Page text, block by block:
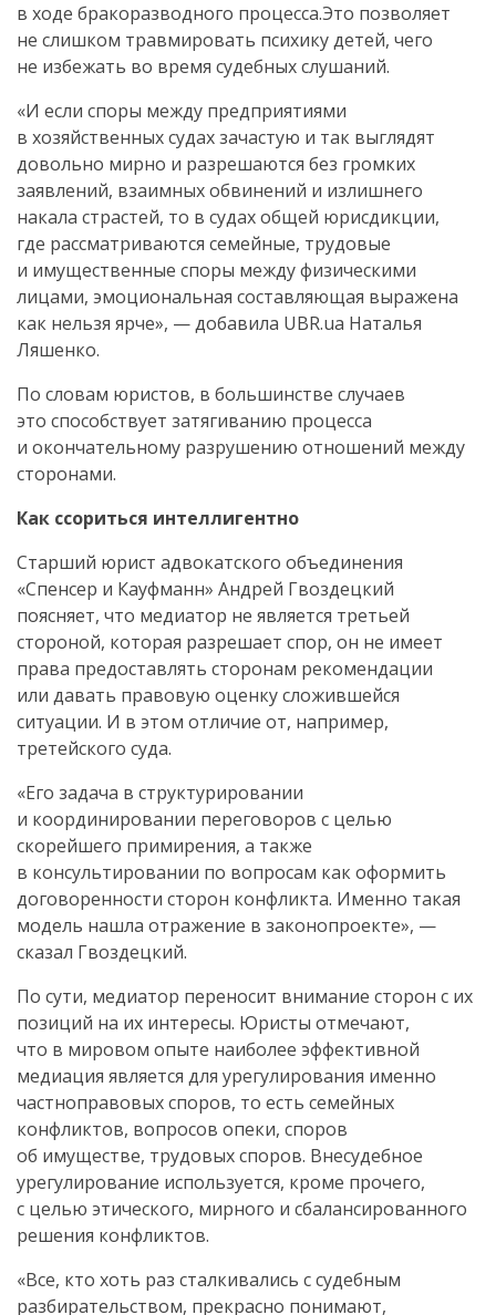
в ходе бракоразводного процесса.Это позволяет
не слишком травмировать психику детей, чего
не избежать во время судебных слушаний.
«И если споры между предприятиями
в хозяйственных судах зачастую и так выглядят
довольно мирно и разрешаются без громких
заявлений, взаимных обвинений и излишнего
накала страстей, то в судах общей юрисдикции,
где рассматриваются семейные, трудовые
и имущественные споры между физическими
лицами, эмоциональная составляющая выражена
как нельзя ярче», — добавила UBR.ua Наталья
Ляшенко.
По словам юристов, в большинстве случаев
это способствует затягиванию процесса
и окончательному разрушению отношений между
сторонами.
Как ссориться интеллигентно
Старший юрист адвокатского объединения
«Спенсер и Кауфманн» Андрей Гвоздецкий
поясняет, что медиатор не является третьей
стороной, которая разрешает спор, он не имеет
права предоставлять сторонам рекомендации
или давать правовую оценку сложившейся
ситуации. И в этом отличие от, например,
третейского суда.
«Его задача в структурировании
и координировании переговоров с целью
скорейшего примирения, а также
в консультировании по вопросам как оформить
договоренности сторон конфликта. Именно такая
модель нашла отражение в законопроекте», —
сказал Гвоздецкий.
По сути, медиатор переносит внимание сторон с их
позиций на их интересы. Юристы отмечают,
что в мировом опыте наиболее эффективной
медиация является для урегулирования именно
частноправовых споров, то есть семейных
конфликтов, вопросов опеки, споров
об имуществе, трудовых споров. Внесудебное
урегулирование используется, кроме прочего,
с целью этического, мирного и сбалансированного
решения конфликтов.
«Все, кто хоть раз сталкивались с судебным
разбирательством, прекрасно понимают,